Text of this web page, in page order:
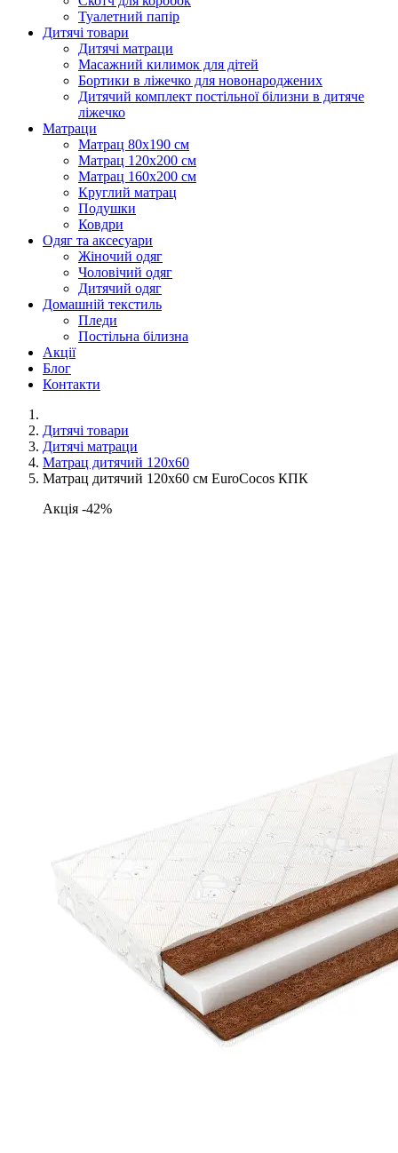
Туалетний папір
Дитячі товари
Дитячі матраци
Масажний килимок для дітей
Бортики в ліжечко для новонароджених
Дитячий комплект постільної білизни в дитяче
ліжечко
Матраци
Матрац 80х190 см
Матрац 120х200 см
Матрац 160х200 см
Круглий матрац
Подушки
Ковдри
Одяг та аксесуари
Жіночий одяг
Чоловічий одяг
Дитячий одяг
Домашній текстиль
Пледи
Постільна білизна
Акції
Блог
Контакти
Дитячі товари
Дитячі матраци
Матрац дитячий 120х60
Матрац дитячий 120х60 см EuroCocos КПК
Акція -42%